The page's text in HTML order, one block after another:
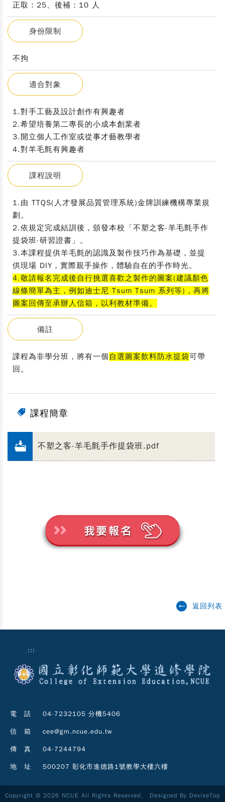
正取：25、後補：10 人
身份限制
不拘
適合對象
1.對手工藝及設計創作有興趣者
2.希望培養第二專長的小成本創業者
3.開立個人工作室或從事才藝教學者
4.對羊毛氈有興趣者
課程說明
1.由 TTQS(人才發展品質管理系統)金牌訓練機構專業規
劃。
2.依規定完成結訓後，頒發本校「不塑之客-羊毛氈手作
提袋班-研習證書」。
3.本課程提供羊毛氈的認識及製作技巧作為基礎，並提
供現場 DIY，實際親手操作，體驗自在的手作時光。
4.敬請報名完成後自行挑選喜歡之製作的圖案(建議顏色
線條簡單為主，例如迪士尼 Tsum Tsum 系列等)，再將
圖案回傳至承辦人信箱，以利教材準備。
備註
課程為非學分班，將有一個 自選圖案飲料防水提袋可帶
回。
課程簡章
不塑之客-羊毛氈手作提袋班.pdf
返回列表
:::
電 話 04-7232105 分機5406
信 箱 cee@gm.ncue.edu.tw
傳 真 04-7244794
地 址 500207 彰化市進德路1號教學大樓六樓
Copyright © 2026 NCUE All Rights Reserved. Designed By DeviseTop